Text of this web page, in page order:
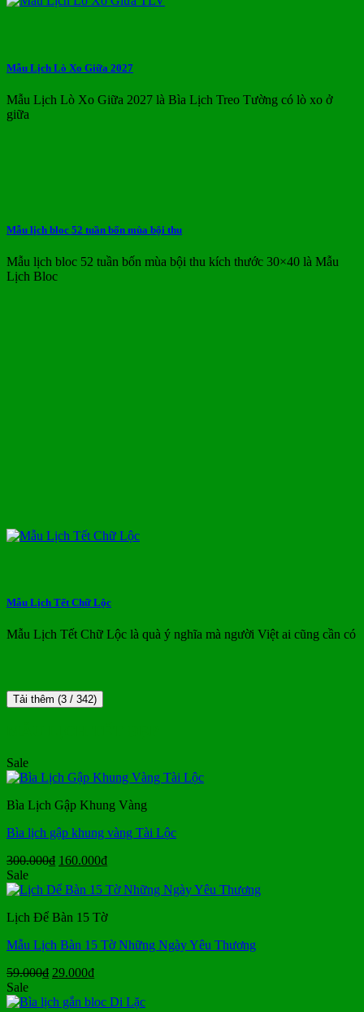
Mẫu Lịch Lò Xo Giữa 2027
Mẫu Lịch Lò Xo Giữa 2027 là Bìa Lịch Treo Tường có lò xo ở
giữa
Mẫu lịch bloc 52 tuần bốn mùa bội thu
Mẫu lịch bloc 52 tuần bốn mùa bội thu kích thước 30×40 là Mẫu
Lịch Bloc
Mẫu Lịch Tết Chữ Lộc
Mẫu Lịch Tết Chữ Lộc là quà ý nghĩa mà người Việt ai cũng cần có
Tải thêm (3 / 342)
Sale
Bìa Lịch Gập Khung Vàng
Bìa lịch gập khung vàng Tài Lộc
300.000₫ Giá
là:
160.000₫Giá
tại
160.000₫.
Sale
Lịch Để Bàn 15 Tờ
Mẫu Lịch Bàn 15 Tờ Những Ngày Yêu Thương
59.000₫ Giá
là:
29.000₫Giá
tại
Sale